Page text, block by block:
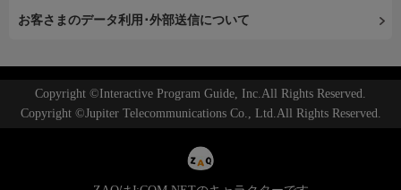
お客さまのデータ利用･外部送信について
Copyright ©Interactive Program Guide, Inc.All Rights Reserved.
Copyright ©Jupiter Telecommunications Co., Ltd.All Rights Reserved.